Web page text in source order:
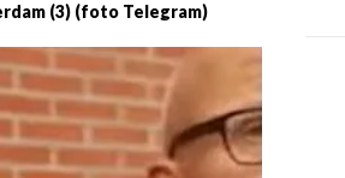
(3) (foto Telegram)